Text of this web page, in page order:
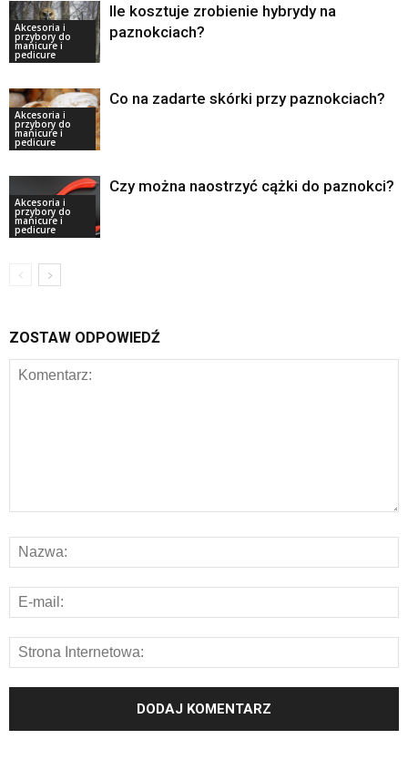
Akcesoria i
przybory do
manicure i
pedicure
Ile kosztuje zrobienie hybrydy na
paznokciach?
Akcesoria i
przybory do
manicure i
pedicure
Co na zadarte skórki przy paznokciach?
Akcesoria i
przybory do
manicure i
pedicure
Czy można naostrzyć cążki do paznokci?
ZOSTAW ODPOWIEDŹ